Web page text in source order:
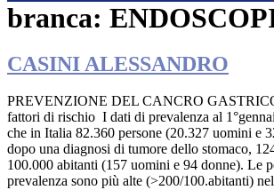
branca:
CASINI ALESSANDRO
PREVENZIONE DEL CANCRO
fattori di rischio I dati di prevalenza al
che in Italia 82.360 persone (20.327 uomini e
dopo una diagnosi di tumore dello stomaco,
100.000 abitanti (157 uomini e 94 donne). Le
prevalenza sono più alte (>200/100.abitanti)